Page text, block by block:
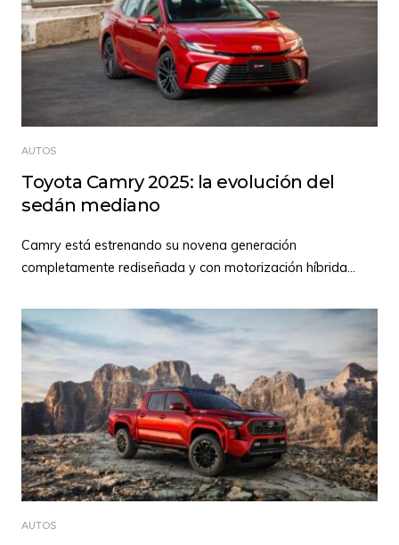
AUTOS
Toyota Camry 2025: la evolución del
sedán mediano
Camry está estrenando su novena generación
completamente rediseñada y con motorización híbrida...
AUTOS